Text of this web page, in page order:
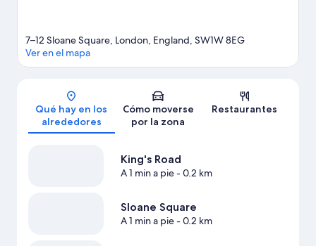
Mapa
7–12 Sloane Square, London, England, SW1W 8EG
Ver en el mapa
Qué hay en los
alrededores
Cómo moverse
por la zona
Restaurantes
King's Road
A 1 min a pie- 0.2 km
Sloane Square
A 1 min a pie- 0.2 km